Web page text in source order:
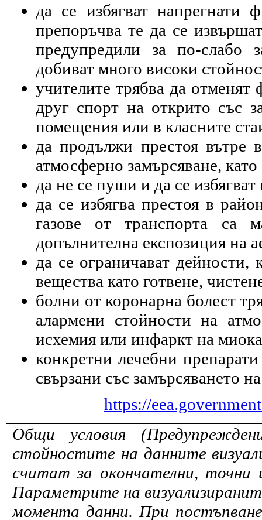
да се избягват напрегнати
препоръчва те да се
предупредили за по-слабо
добиват много високи
учителите трябва да отменят
друг спорт на открито със
помещения или в класните
да продължи престоя вътре
атмосферно замърсяване,
да не се пуши и да се
да се избягва престоя в
газове от транспорта са
допълнителна експозиция на
да се ограничават
вещества като готвене,
болни от коронарна болест
алармени стойности на
исхемия или инфаркт на
конкретни лечебни
свързани със замърсяването
https://
Общи условия
стойностите на данните
считат за окончателни,
Параметрите на
момента данни. При